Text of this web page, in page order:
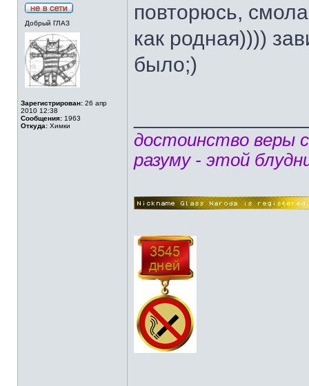
Добрый ГЛАЗ
Зарегистрирован: 26 апр
2010 12:38
Сообщения: 1963
Откуда: Химки
повторюсь,
как родная))))
было;)
достоинство веры
разуму - этой